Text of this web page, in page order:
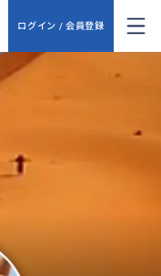
ログイン / 会員登録